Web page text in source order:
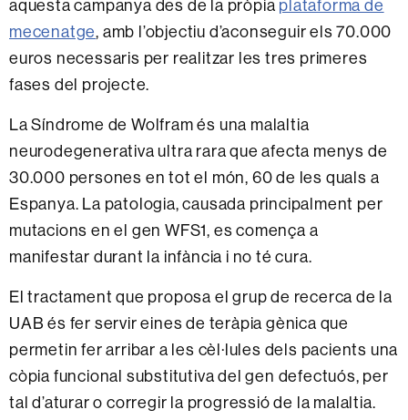
aquesta campanya des de la pròpia plataforma de
mecenatge, amb l’objectiu d’aconseguir els 70.000
euros necessaris per realitzar les tres primeres
fases del projecte.
La Síndrome de Wolfram és una malaltia
neurodegenerativa ultra rara que afecta menys de
30.000 persones en tot el món, 60 de les quals a
Espanya. La patologia, causada principalment per
mutacions en el gen WFS1, es comença a
manifestar durant la infància i no té cura.
El tractament que proposa el grup de recerca de la
UAB és fer servir eines de teràpia gènica que
permetin fer arribar a les cèl·lules dels pacients una
còpia funcional substitutiva del gen defectuós, per
tal d’aturar o corregir la progressió de la malaltia.